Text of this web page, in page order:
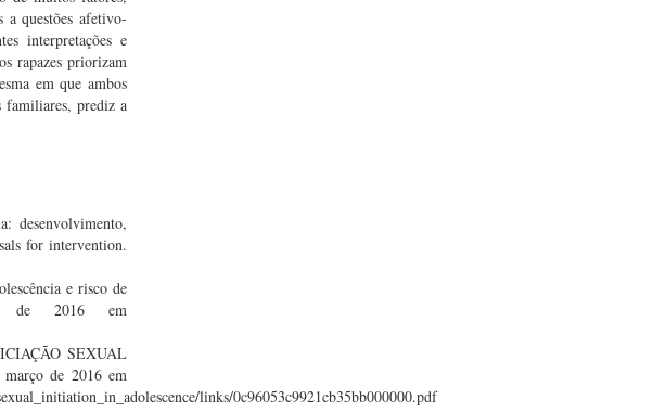
questões afetivo-
interpretações e
rapazes priorizam
em que ambos
familiares, prediz a
desenvolvimento,
for intervention.
e risco de
de 2016 em
SEXUAL
de 2016 em
links/0c96053c9921cb35bb000000.pdf